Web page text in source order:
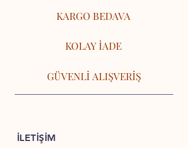
KARGO BEDAVA
KOLAY İADE
GÜVENLİ ALIŞVERİŞ
İLETİŞİM